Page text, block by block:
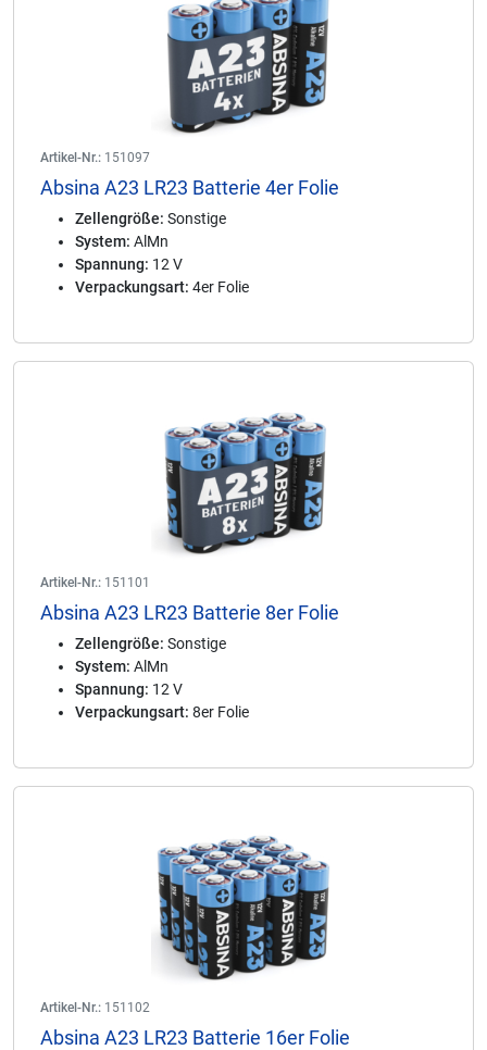
Artikel-Nr.: 151097
Absina A23 LR23 Batterie 4er Folie
Zellengröße: Sonstige
System: AlMn
Spannung: 12 V
Verpackungsart: 4er Folie
Artikel-Nr.: 151101
Absina A23 LR23 Batterie 8er Folie
Zellengröße: Sonstige
System: AlMn
Spannung: 12 V
Verpackungsart: 8er Folie
Artikel-Nr.: 151102
Absina A23 LR23 Batterie 16er Folie